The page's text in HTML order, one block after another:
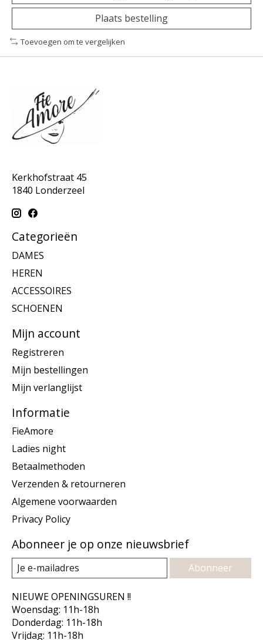
Plaats bestelling
Toevoegen om te vergelijken
Kerkhofstraat 45
1840 Londerzeel
Categorieën
DAMES
HEREN
ACCESSOIRES
SCHOENEN
Mijn account
Registreren
Mijn bestellingen
Mijn verlanglijst
Informatie
FieAmore
Ladies night
Betaalmethoden
Verzenden & retourneren
Algemene voorwaarden
Privacy Policy
Abonneer je op onze nieuwsbrief
Abonneer
NIEUWE OPENINGSUREN !!
Woensdag: 11h-18h
Donderdag: 11h-18h
Vrijdag: 11h-18h